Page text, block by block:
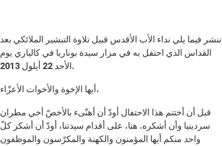
ننشر فيما يلي نداء الأب الأقدس قبيل تلاوة التبشير الملائكي بعد
القداس الذي احتفل به في مزار سيدة بوناريا في كالياري يوم
الأحد 22 أيلول 2013.
أيها الإخوة والأخوات الأعزّاء،
قبل أن أختتم هذا الاحتفال أودّ أن أهنّىء بالأخصّ أخي مطران
سردينيا وأن أشكره. هنا، على أقدام سيدتنا، أودّ أن أشكر كلّ
واحد منكم أيها المؤمنون والكهنة والمكرّسون والموظفون